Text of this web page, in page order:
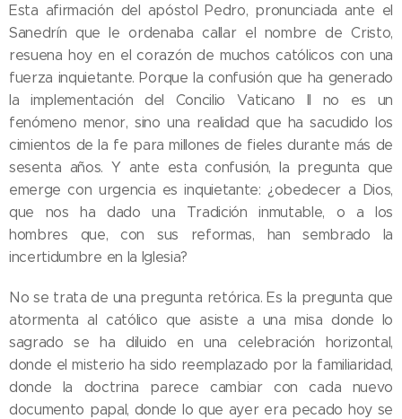
Esta afirmación del apóstol Pedro, pronunciada ante el
Sanedrín que le ordenaba callar el nombre de Cristo,
resuena hoy en el corazón de muchos católicos con una
fuerza inquietante. Porque la confusión que ha generado
la implementación del Concilio Vaticano II no es un
fenómeno menor, sino una realidad que ha sacudido los
cimientos de la fe para millones de fieles durante más de
sesenta años. Y ante esta confusión, la pregunta que
emerge con urgencia es inquietante: ¿obedecer a Dios,
que nos ha dado una Tradición inmutable, o a los
hombres que, con sus reformas, han sembrado la
incertidumbre en la Iglesia?
No se trata de una pregunta retórica. Es la pregunta que
atormenta al católico que asiste a una misa donde lo
sagrado se ha diluido en una celebración horizontal,
donde el misterio ha sido reemplazado por la familiaridad,
donde la doctrina parece cambiar con cada nuevo
documento papal, donde lo que ayer era pecado hoy se